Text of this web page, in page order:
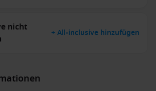
nicht
+ All-inclusive hinzufügen